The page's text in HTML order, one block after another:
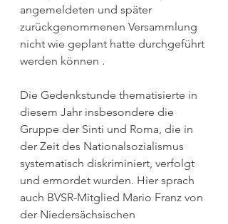
angemeldeten und später
zurückgenommenen Versammlung
nicht wie geplant hatte durchgeführt
werden können .
Die Gedenkstunde thematisierte in
diesem Jahr insbesondere die
Gruppe der Sinti und Roma, die in
der Zeit des Nationalsozialismus
systematisch diskriminiert, verfolgt
und ermordet wurden. Hier sprach
auch BVSR-Mitglied Mario Franz von
der Niedersächsischen